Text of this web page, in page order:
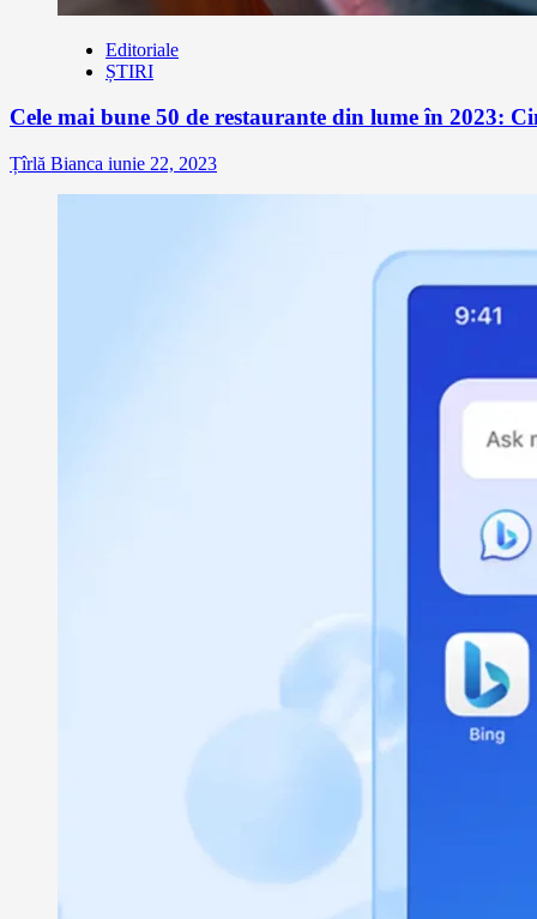
Editoriale
ȘTIRI
Cele mai bune 50 de restaurante din lume în 2023:
Țîrlă Bianca iunie 22, 2023